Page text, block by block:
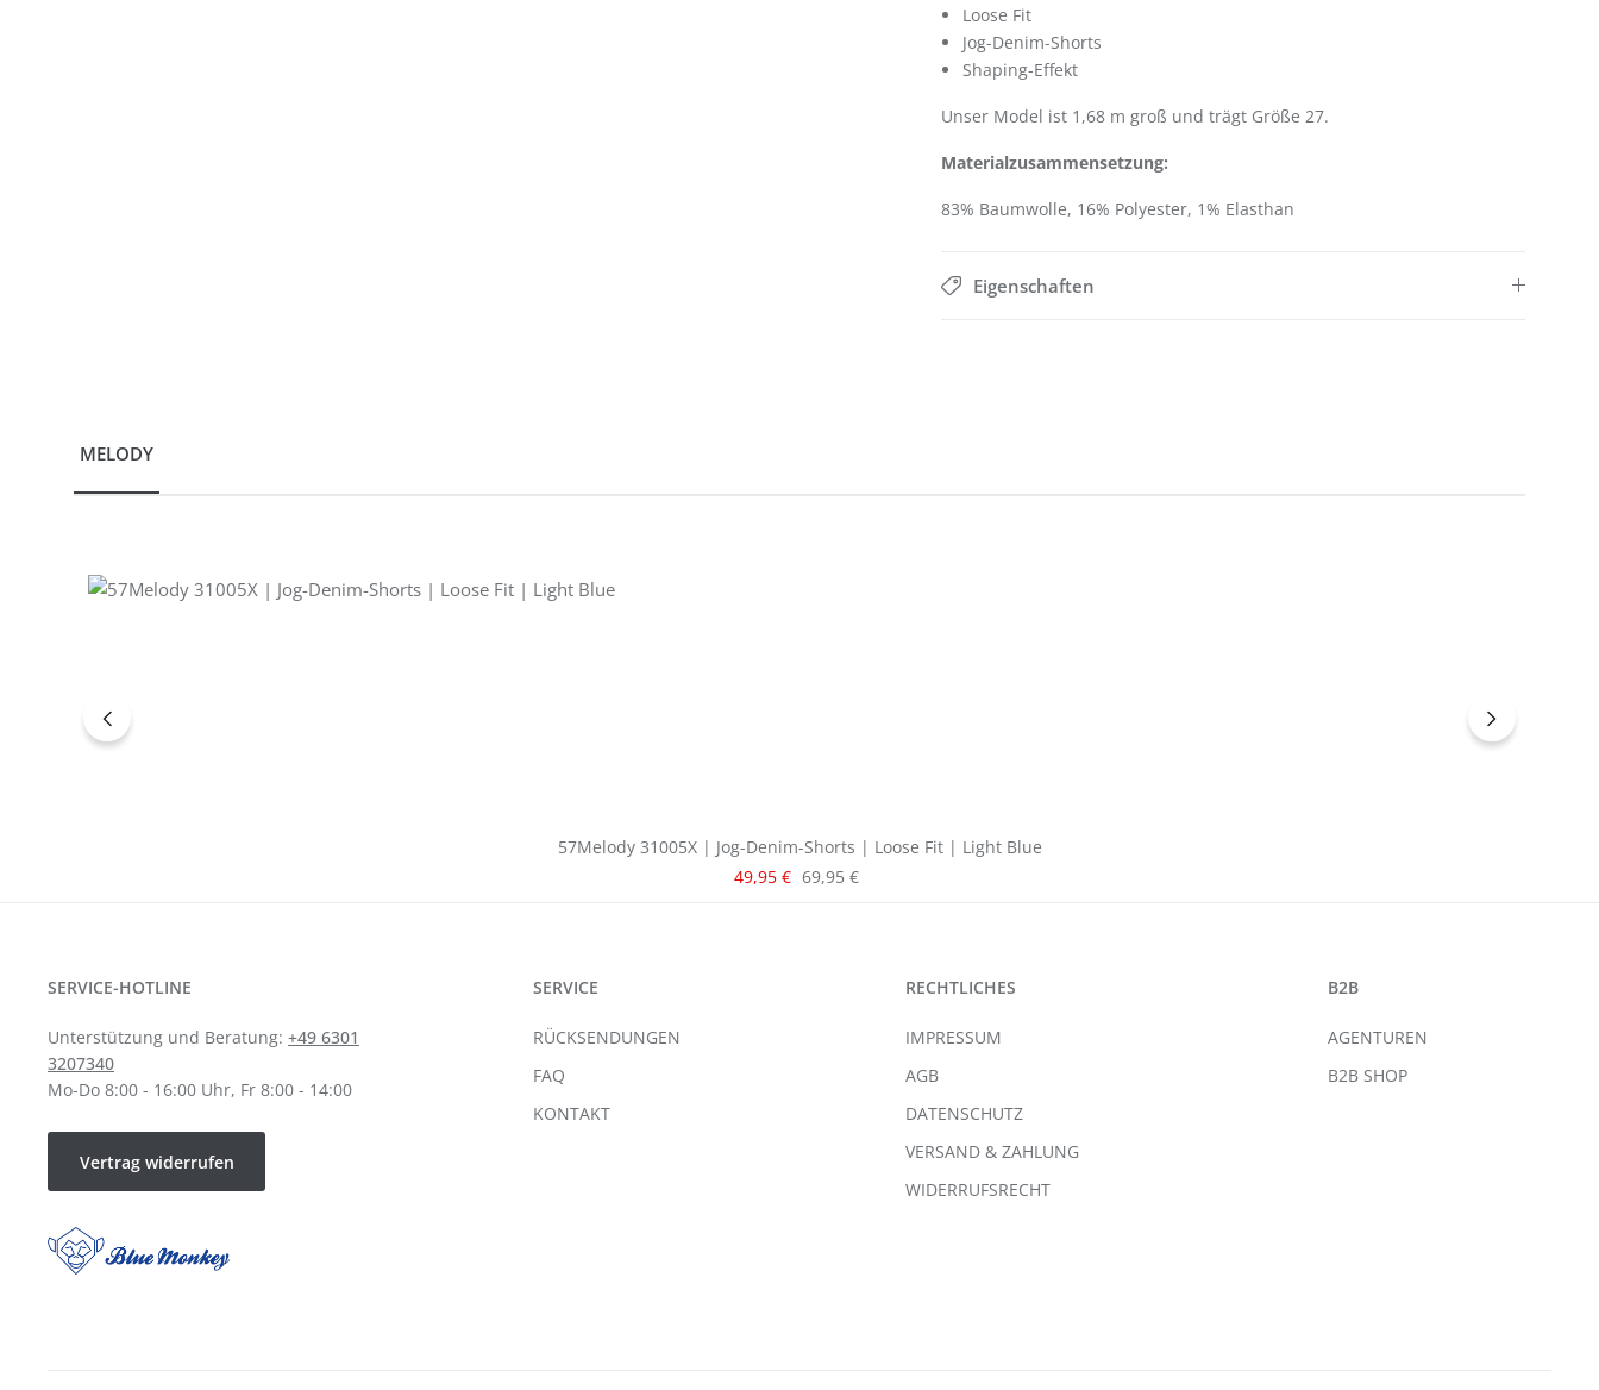
Loose Fit
Jog-Denim-Shorts
Shaping-Effekt
Unser Model ist 1,68 m groß und trägt Größe 27.
Materialzusammensetzung:
83% Baumwolle, 16% Polyester, 1% Elasthan
Eigenschaften
MELODY
57Melody 31005X | Jog-Denim-Shorts | Loose Fit | Light Blue
Verkaufspreis:
49,95 € Regulärer Preis:
69,95 €
SERVICE-HOTLINE
Unterstützung und Beratung: +49 6301
3207340
Mo-Do 8:00 - 16:00 Uhr, Fr 8:00 - 14:00
Vertrag widerrufen
SERVICE
RÜCKSENDUNGEN
FAQ
KONTAKT
RECHTLICHES
IMPRESSUM
AGB
DATENSCHUTZ
VERSAND & ZAHLUNG
WIDERRUFSRECHT
B2B
AGENTUREN
B2B SHOP